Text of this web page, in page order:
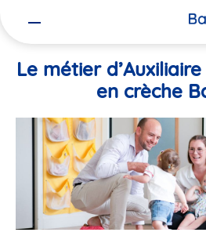
Le métier
en crèche